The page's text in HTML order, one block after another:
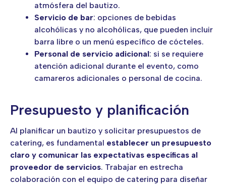
atmósfera del bautizo.
Servicio de bar: opciones de bebidas
alcohólicas y no alcohólicas, que pueden incluir
barra libre o un menú específico de cócteles.
Personal de servicio adicional: si se requiere
atención adicional durante el evento, como
camareros adicionales o personal de cocina.
Presupuesto y planificación
Al planificar un bautizo y solicitar presupuestos de
catering, es fundamental establecer un presupuesto
claro y comunicar las expectativas específicas al
proveedor de servicios. Trabajar en estrecha
colaboración con el equipo de catering para diseñar